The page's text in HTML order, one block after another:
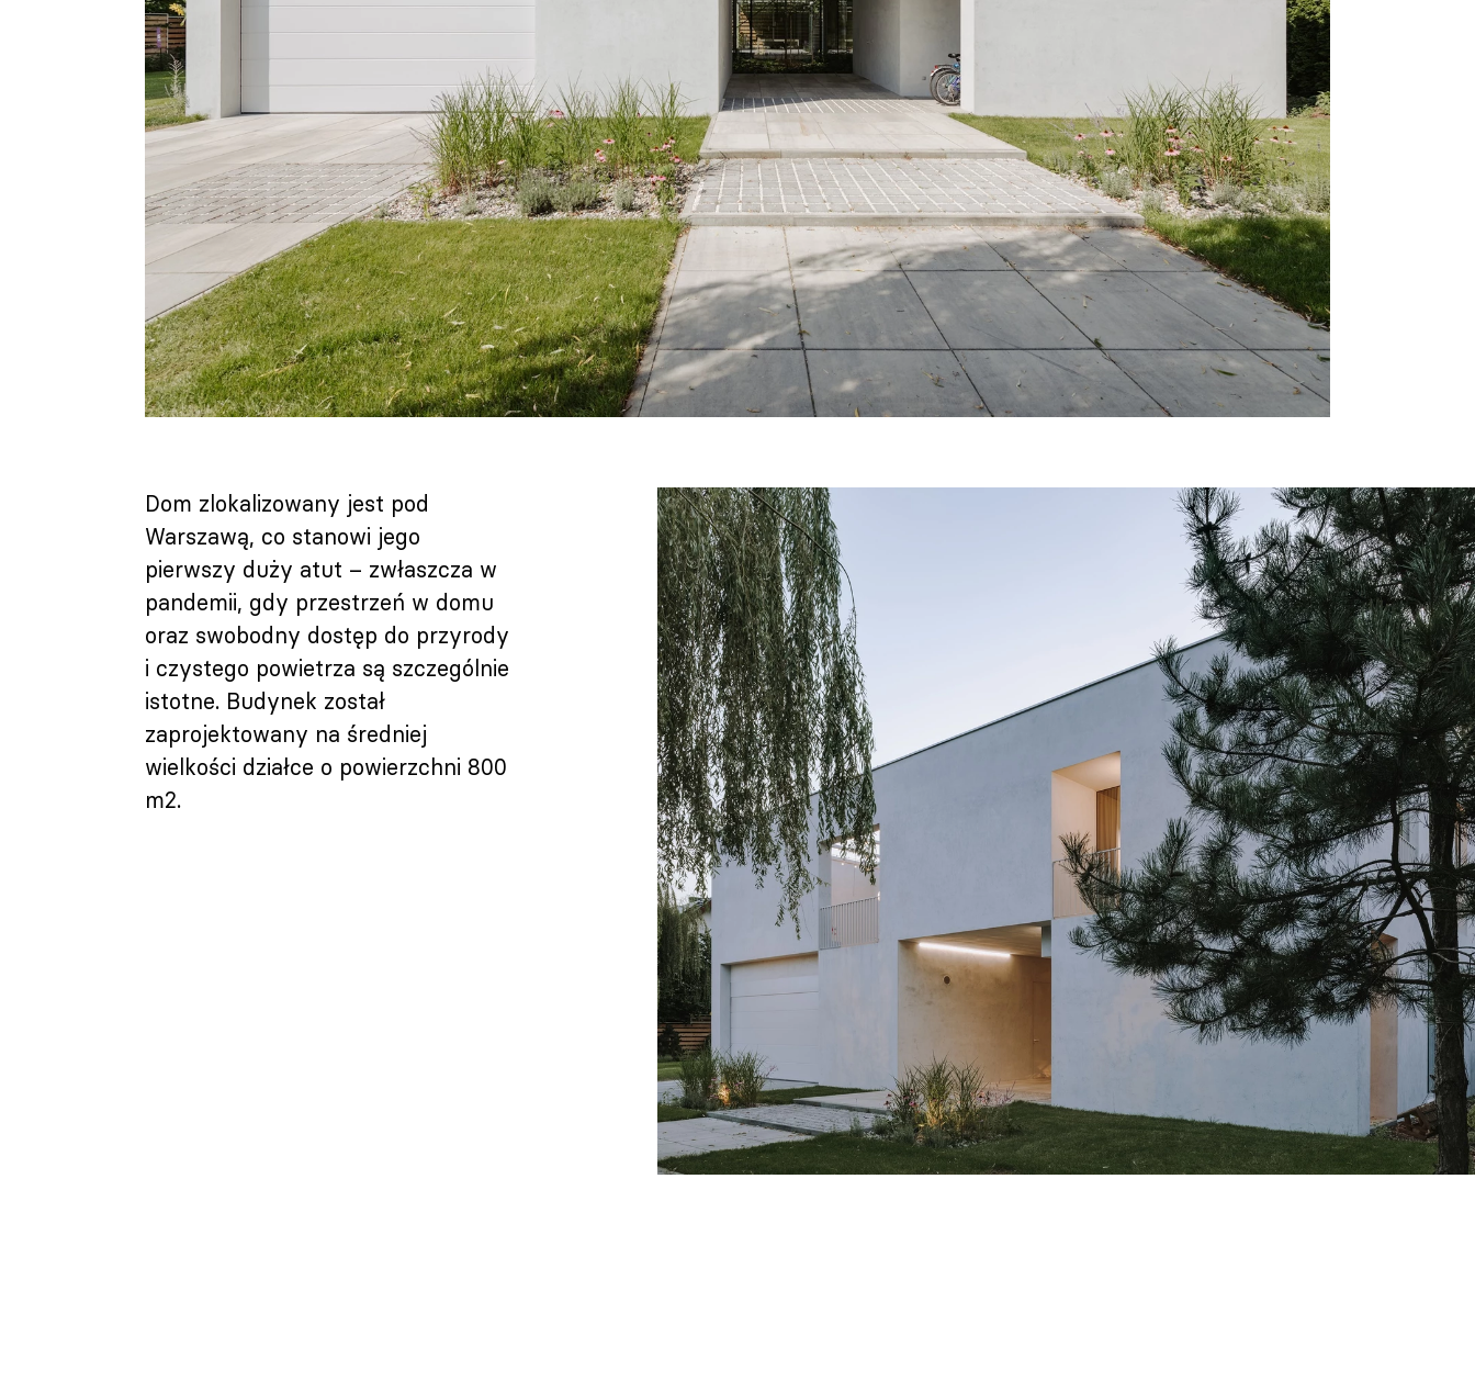
Dom zlokalizowany jest pod
Warszawą, co stanowi jego
pierwszy duży atut – zwłaszcza w
pandemii, gdy przestrzeń w domu
oraz swobodny dostęp do przyrody
i czystego powietrza są szczególnie
istotne. Budynek został
zaprojektowany na średniej
wielkości działce o powierzchni 800
m2.